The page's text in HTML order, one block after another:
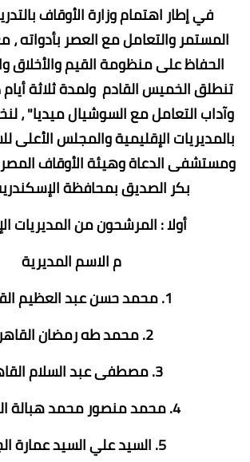
في إطار اهتمام وزارة الأوقاف
المستمر والتعامل مع العصر بأدواته
الحفاظ على منظومة القيم والأخلاق
تنطلق الخميس القادم ولمدة ثلاثة أيام
وآداب التعامل مع السوشيال ميديا" ،
بالمديريات الإقليمية والمجلس الأعلى
ومستشفى الدعاة وهيئة الأوقاف
بكر الصديق بمحافظة
أولا : المرشحون من المديريات
م الاسم المديرية
1. محمد حسن عبد العظيم القاهرة
2. محمد طه رمضان القاهرة
3. مصطفى عبد السلام القاهرة
4. محمد منصور محمد هبالة القاهرة
5. السيد علي السيد عمارة الجيزة